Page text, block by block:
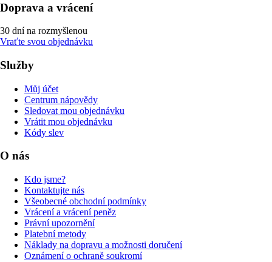
Doprava a vrácení
30 dní na rozmyšlenou
Vraťte svou objednávku
Služby
Můj účet
Centrum nápovědy
Sledovat mou objednávku
Vrátit mou objednávku
Kódy slev
O nás
Kdo jsme?
Kontaktujte nás
Všeobecné obchodní podmínky
Vrácení a vrácení peněz
Právní upozornění
Platební metody
Náklady na dopravu a možnosti doručení
Oznámení o ochraně soukromí